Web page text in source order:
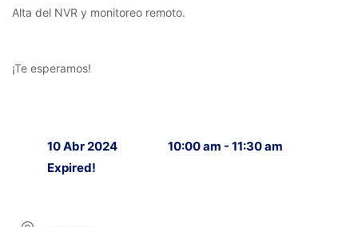
Alta del NVR y monitoreo remoto.
¡Te esperamos!
10 Abr 2024
Expired!
10:00 am - 11:30 am